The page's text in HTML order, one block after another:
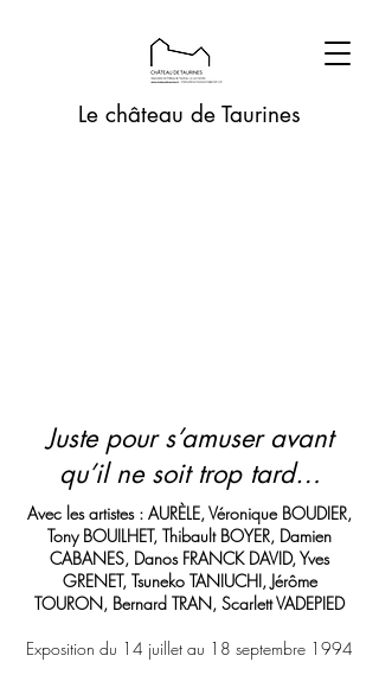
Le château de Taurines
Juste pour s’amuser avant
qu’il ne soit trop tard…
Avec les artistes : AURÈLE, Véronique BOUDIER,
Tony BOUILHET, Thibault BOYER, Damien
CABANES, Danos FRANCK DAVID, Yves
GRENET, Tsuneko TANIUCHI, Jérôme
TOURON, Bernard TRAN, Scarlett VADEPIED
Exposition du 14 juillet au 18 septembre 1994